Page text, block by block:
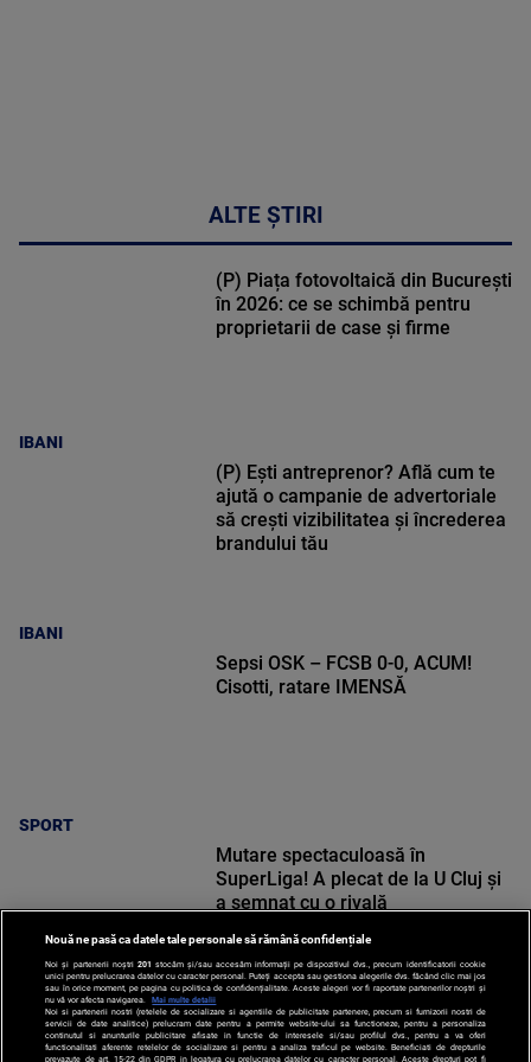
ALTE ȘTIRI
IBANI
(P) Piața fotovoltaică din București
în 2026: ce se schimbă pentru
proprietarii de case și firme
IBANI
(P) Ești antreprenor? Află cum te
ajută o campanie de advertoriale
să crești vizibilitatea și încrederea
brandului tău
SPORT
Sepsi OSK – FCSB 0-0, ACUM!
Cisotti, ratare IMENSĂ
SPORT
Mutare spectaculoasă în
SuperLiga! A plecat de la U Cluj și
a semnat cu o rivală
Nouă ne pasă ca datele tale personale să rămână confidențiale
Noi și partenerii noștri 201 stocăm și/sau accesăm informații pe dispozitivul dvs., precum identificatorii cookie
unici pentru prelucrarea datelor cu caracter personal. Puteți accepta sau gestiona alegerile dvs. făcând clic mai jos
sau în orice moment, pe pagina cu politica de confidențialitate. Aceste alegeri vor fi raportate partenerilor noștri și
nu vă vor afecta navigarea.
Mai multe detalii
Noi si partenerii nostri (retelele de socializare si agentiile de publicitate partenere, precum si furnizorii nostri de
servicii de date analitice) prelucram date pentru a permite website-ului sa functioneze, pentru a personaliza
continutul si anunturile publicitare afisate in functie de interesele si/sau profilul dvs., pentru a va oferi
functionalitati aferente retelelor de socializare si pentru a analiza traficul pe website. Beneficiati de drepturile
prevazute de art. 15-22 din GDPR in legatura cu prelucrarea datelor cu caracter personal. Aceste drepturi pot fi